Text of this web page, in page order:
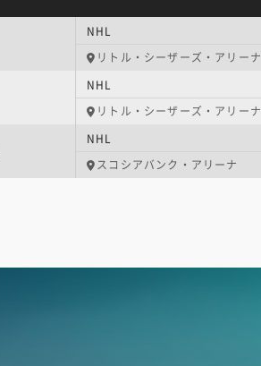
NHL
リトル・シーザーズ・アリーナ
NHL
リトル・シーザーズ・アリーナ
NHL
スコシアバンク・アリーナ